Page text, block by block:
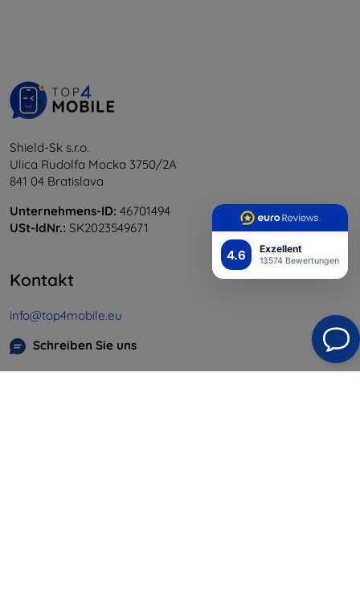
4.6 Exzellent
13574 Bewertungen
Shield-Sk s.r.o.
Ulica Rudolfa Mocka 3750/2A
841 04 Bratislava
Unternehmens-ID: 46701494
USt-IdNr.: SK2023549671
Kontakt
info@top4mobile.eu
Schreiben Sie uns
Montag bis Freitag: